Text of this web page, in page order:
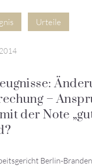
Arbeitsrecht
Urteile
–
der Note
Berlin-